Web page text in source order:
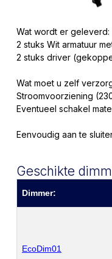
Wat wordt er geleverd:
2 stuks Wit armatuur
2 stuks driver
Wat moet u zelf
Stroomvoorziening
Eventueel schakel
Eenvoudig aan te
Geschikte
Dimmer:
EcoDim01